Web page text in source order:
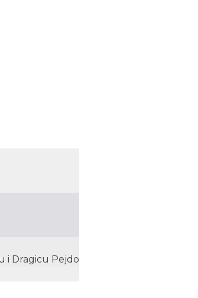
i Dragicu Pejdo